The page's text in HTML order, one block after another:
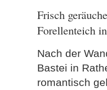
Frisch
Forellenteich
Nach der
Bastei in
romantisch